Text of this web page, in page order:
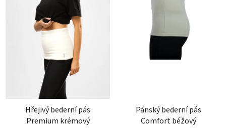
Hřejivý bederní pás
Premium krémový
Pánský bederní pás
Comfort béžový